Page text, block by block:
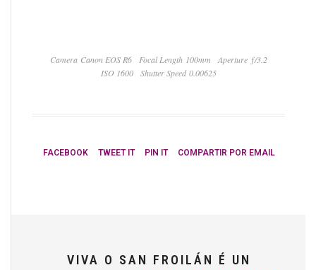
Camera Canon EOS R6 Focal Length 100mm
Aperture ƒ/3.2
ISO 1600
Shutter Speed 0.00625
FACEBOOK TWEET IT PIN IT COMPARTIR POR EMAIL
VIVA O SAN FROILÁN É UN